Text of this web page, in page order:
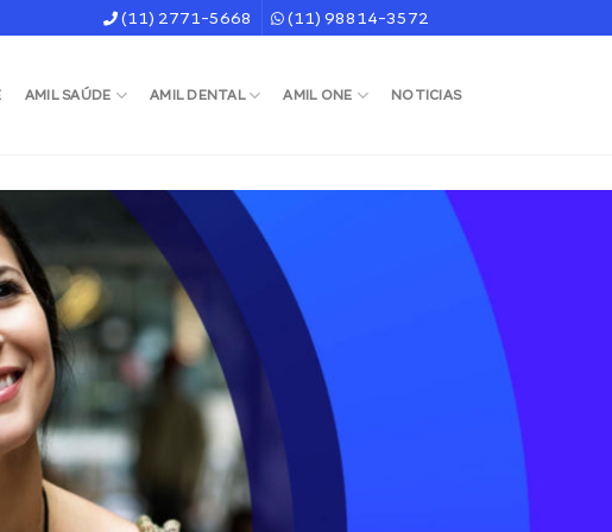
(11) 2771-5668 (11) 98814-3572
AMIL SAÚDE AMIL DENTAL AMIL ONE NOTICIAS